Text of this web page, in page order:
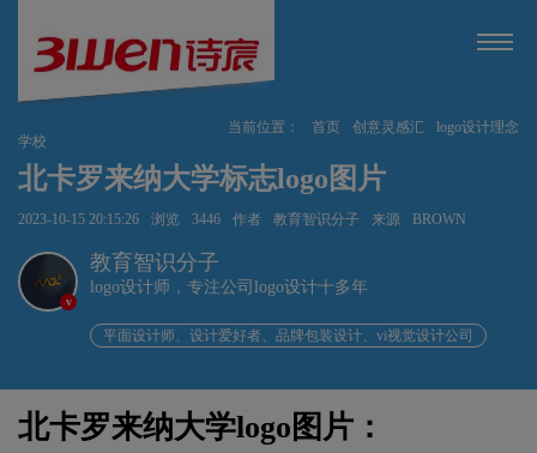
当前位置： 首页 创意灵感汇
logo设计理念
学校
北卡罗来纳大学标志logo图片
2023-10-15 20:15:26 浏览 3446 作者 教育智识分子 来源 BROWN
v
教育智识分子
logo设计师，专注公司logo设计十多年
平面设计师、设计爱好者、品牌包装设计、vi视觉设计公司
北卡罗来纳大学logo图片：